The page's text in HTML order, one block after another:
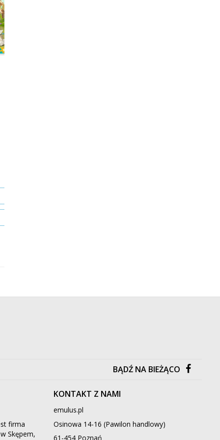
BĄDŹ NA BIEŻĄCO
firma
Skępem,
KONTAKT Z NAMI
emulus.pl
Osinowa 14-16 (Pawilon handlowy)
61-454 Poznań